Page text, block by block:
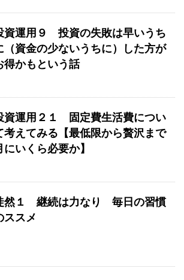
資運用９ 投資の失敗は早いうち
（資金の少ないうちに）した方が
得かもという話
資運用２１ 固定費生活費につい
考えてみる【最低限から贅沢まで
にいくら必要か】
然１ 継続は力なり 毎日の習慣
ススメ